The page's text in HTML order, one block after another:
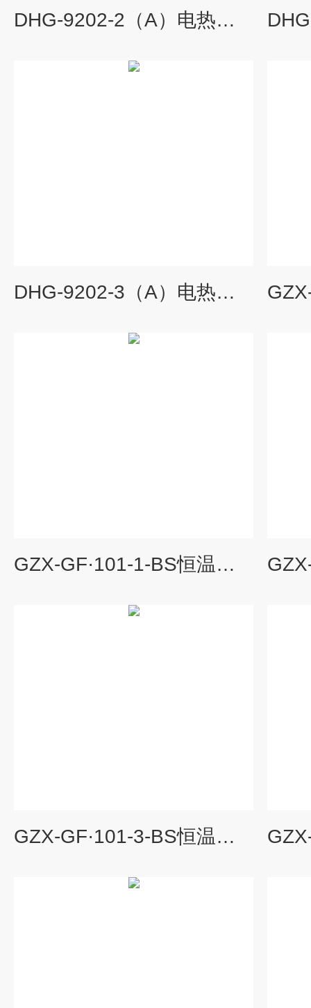
DHG-9202-2（A）电热恒温鼓风干燥箱,电热鼓风干燥箱价格,电热恒温干燥箱
DHG-9202-3（A）电热恒温鼓风干燥箱,电热鼓风干燥箱,电热恒温干燥箱
GZX-GF·101-1-BS恒温鼓风干燥箱,恒温烘箱
GZX-GF·101-3-BS恒温鼓风干燥箱,恒温烘箱价格